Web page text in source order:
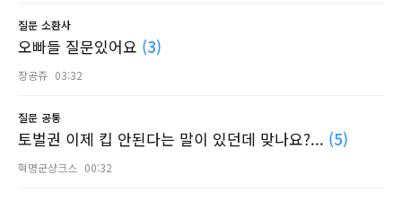
질문 소환사
오빠들 질문있어요 (3)
장공쥬 03:32
질문 공통
토벌권 이제 킵 안된다는 말이 있던데 맞나요?... (5)
혁명군샹크스 00:32